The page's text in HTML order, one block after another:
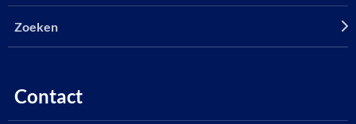
Zoeken
Contact